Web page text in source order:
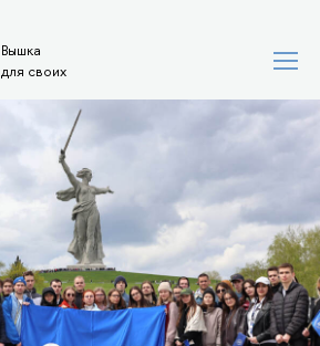
Вышка
для своих